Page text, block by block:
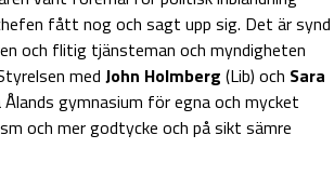
fått nog och sagt upp sig. Det är synd
och flitig tjänsteman och myndigheten
med John Holmberg (Lib) och Sara
gymnasium för egna och mycket
och mer godtycke och på sikt sämre